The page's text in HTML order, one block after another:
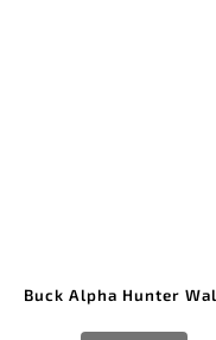
Buck Alpha Hunter